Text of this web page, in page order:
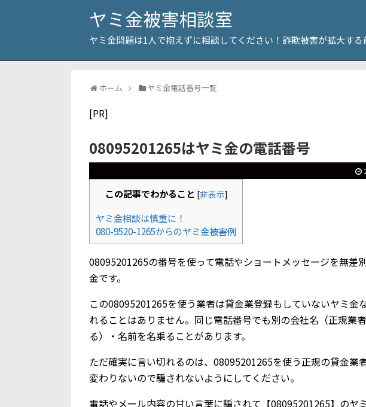
ヤミ金被害相談室
ヤミ金問題は1人で抱えずに相談してください！詐欺被害が拡大する
ホーム ヤミ金電話番号一覧
[PR]
08095201265はヤミ金の電話番号
この記事でわかること [非表示]
ヤミ金相談は慎重に！
080-9520-1265からのヤミ金被害例
08095201265の番号を使って電話やショートメッセージを無差
金です。
この08095201265を使う業者は貸金業登録もしていないヤミ金
れることはありません。同じ電話番号でも別の会社名（正規業
る）・名前を名乗ることがあります。
ただ確実に言い切れるのは、08095201265を使う正規の貸金業
変わりないので騙されないようにしてください。
電話やメール内容の甘い言葉に騙されて【08095201265】のヤ